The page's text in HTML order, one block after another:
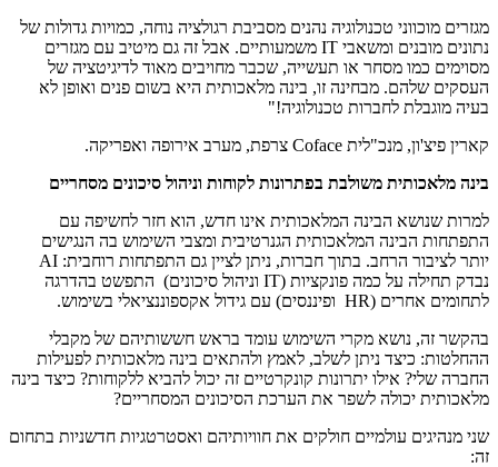
מגזרים מוכווני טכנולוגיה נהנים מסביבת רגולציה נוחה, כמויות גדולות של
נתונים מובנים ומשאבי IT משמעותיים. אבל זה גם מיטיב עם מגזרים
מסוימים כמו מסחר או תעשייה, שכבר מחויבים מאוד לדיגיטציה של
העסקים שלהם. מבחינה זו, בינה מלאכותית היא בשום פנים ואופן לא
בעיה מוגבלת לחברות טכנולוגיה!"
קארין פיצ'ון, מנכ"לית Coface צרפת, מערב אירופה ואפריקה.
בינה מלאכותית משולבת בפתרונות לקוחות וניהול סיכונים מסחריים
למרות שנושא הבינה המלאכותית אינו חדש, הוא חזר לחשיפה עם
התפתחות הבינה המלאכותית הגנרטיבית ומצבי השימוש בה הנגישים
יותר לציבור הרחב. בתוך חברות, ניתן לציין גם התפתחות רוחבית: AI
נבדק תחילה על כמה פונקציות (IT וניהול סיכונים) התפשט בהדרגה
לתחומים אחרים (HR ופיננסים) עם גידול אקספוננציאלי בשימוש.
בהקשר זה, נושא מקרי השימוש עומד בראש חששותיהם של מקבלי
ההחלטות: כיצד ניתן לשלב, לאמץ ולהתאים בינה מלאכותית לפעילות
החברה שלי? אילו יתרונות קונקרטיים זה יכול להביא ללקוחות? כיצד בינה
מלאכותית יכולה לשפר את הערכת הסיכונים המסחריים?
שני מנהיגים עולמיים חולקים את חוויותיהם ואסטרטגיות חדשניות בתחום
זה: